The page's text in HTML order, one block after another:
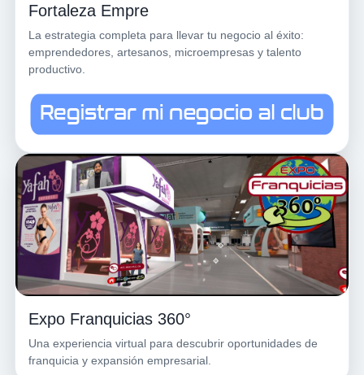
Fortaleza Empre
La estrategia completa para llevar tu negocio al éxito:
emprendedores, artesanos, microempresas y talento
productivo.
Expo Franquicias 360°
Una experiencia virtual para descubrir oportunidades de
franquicia y expansión empresarial.